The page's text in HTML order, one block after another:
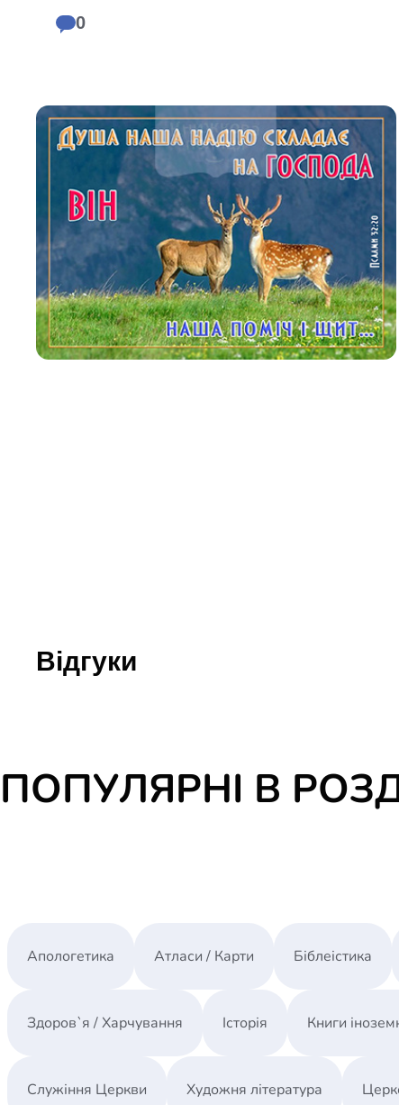
Свіжі надходження, актуальна
література та нові автори на нашій
полиці.
Книги
Шлюб і
0
Відгуки
ПОПУЛЯРНІ В
Апологетика Атласи / Карти Біблеістика
Здоров`я / Харчування Історія Книги
Служіння Церкви Художня література